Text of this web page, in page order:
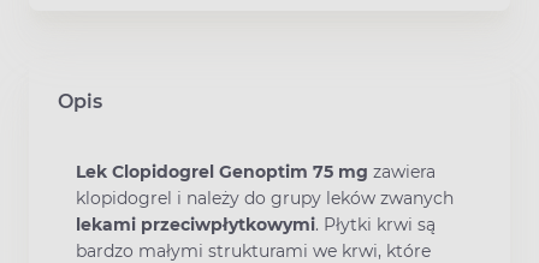
Opis
Lek Clopidogrel Genoptim 75 mg zawiera
klopidogrel i należy do grupy leków zwanych
lekami przeciwpłytkowymi. Płytki krwi są
bardzo małymi strukturami we krwi, które